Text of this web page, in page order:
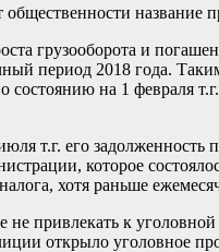
название
грузооборота и
период 2018 года.
на 1 февраля
т.г. его
которое
хотя раньше
привлекать к
открыло уголовное